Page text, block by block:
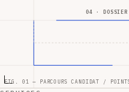
04 · DOSSIER
FIG. 01 — PARCOURS CANDIDAT /